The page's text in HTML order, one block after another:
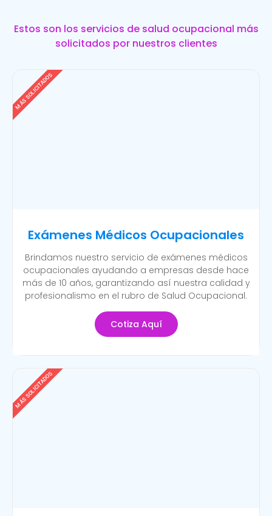
Estos son los servicios de salud ocupacional más
solicitados por nuestros clientes
Exámenes Médicos Ocupacionales
Brindamos nuestro servicio de exámenes médicos
ocupacionales ayudando a empresas desde hace
más de 10 años, garantizando así nuestra calidad y
profesionalismo en el rubro de Salud Ocupacional.
Cotiza Aquí
MÁS SOLICITADOS
MÁS SOLICITADOS